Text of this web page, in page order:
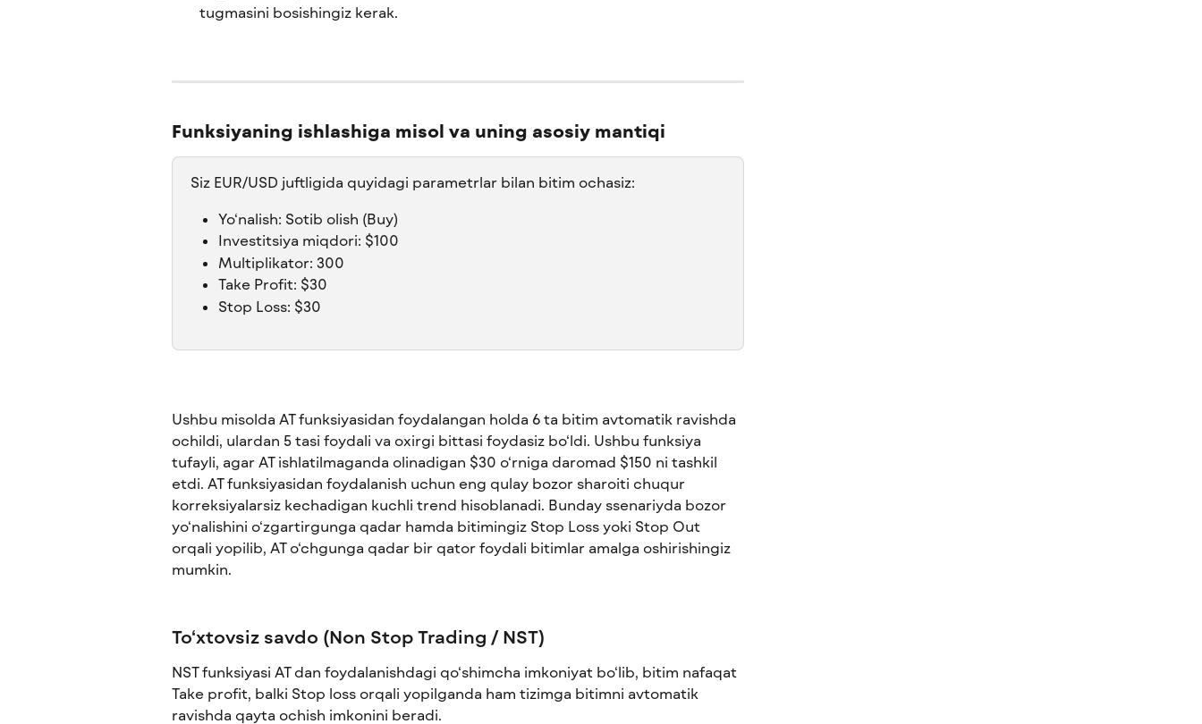
tugmasini bosishingiz kerak.
Funksiyaning ishlashiga misol va uning asosiy mantiqi
Siz EUR/USD juftligida quyidagi parametrlar bilan bitim ochasiz:
Yo‘nalish: Sotib olish (Buy)
Investitsiya miqdori: $100
Multiplikator: 300
Take Profit: $30
Stop Loss: $30
Ushbu misolda AT funksiyasidan foydalangan holda 6 ta bitim avtomatik ravishda
ochildi, ulardan 5 tasi foydali va oxirgi bittasi foydasiz bo‘ldi. Ushbu funksiya
tufayli, agar AT ishlatilmaganda olinadigan $30 o‘rniga daromad $150 ni tashkil
etdi. AT funksiyasidan foydalanish uchun eng qulay bozor sharoiti chuqur
korreksiyalarsiz kechadigan kuchli trend hisoblanadi. Bunday ssenariyda bozor
yo‘nalishini o‘zgartirgunga qadar hamda bitimingiz Stop Loss yoki Stop Out
orqali yopilib, AT o‘chgunga qadar bir qator foydali bitimlar amalga oshirishingiz
mumkin.
To‘xtovsiz savdo (Non Stop Trading / NST)
NST funksiyasi AT dan foydalanishdagi qo‘shimcha imkoniyat bo‘lib, bitim nafaqat
Take profit, balki Stop loss orqali yopilganda ham tizimga bitimni avtomatik
ravishda qayta ochish imkonini beradi.